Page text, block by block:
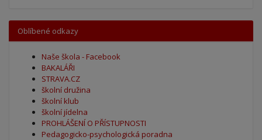
Oblíbené odkazy
Naše škola - Facebook
BAKALÁŘI
STRAVA.CZ
školní družina
školní klub
školní jídelna
PROHLÁŠENÍ O PŘÍSTUPNOSTI
Pedagogicko-psychologická poradna